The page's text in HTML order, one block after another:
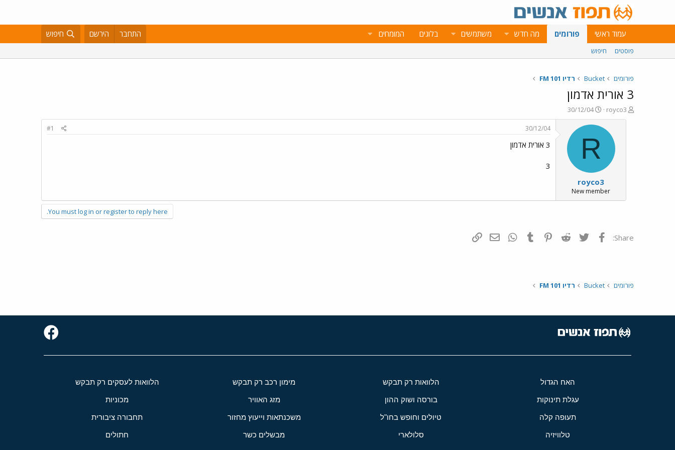
עמוד ראשי פורומים מה חדש משתמשים בלוגים המומחים התחבר הירשם חיפוש
פוסטים חיפוש
פורומים Bucket רדיו 101 FM
3 אורית אדמון
פ
ו
royco3
פ
ו
ר
ב
א
ר
י
ך
30/12/04
R
royco3
New member
30/12/04
#1
3 אורית אדמון
3
You must log in or register to reply here.
Share: פייסבוק Twitter
Reddit
Pinterest
Tumblr
WhatsAppדואר אלקטרוני
פורומים Bucket רדיו 101 FM
האח הגדול הלוואות רק תבקש מימון רכב רק תבקש הלוואות לעסקים רק תבקש
עגלת תינוקות בורסה ושוק ההון מזג האוויר מכוניות
תעופה קלה טיולים וחופש בחו"ל משכנתאות וייעוץ מחזור תחבורה ציבורית
טלוויזיה סלולארי מבשלים כשר חתולים